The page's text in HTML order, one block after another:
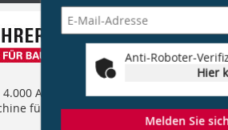
Anti-Roboter-
Hier
Melden Sie
Anbieter im EINKAUFSFÜHRER
für Bauprofis!